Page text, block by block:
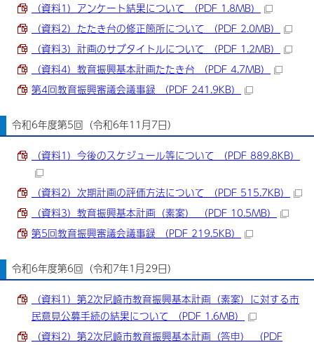
（資料1）アンケート結果について （PDF 1.8MB）
（資料2）たたき台の修正箇所について （PDF 2.0MB）
（資料3）計画のサブタイトルについて （PDF 1.2MB）
（資料4）教育振興基本計画たたき台 （PDF 4.7MB）
第4回教育振興審議会議事録 （PDF 241.9KB）
令和6年度第5回（令和6年11月7日）
（資料1）今後のスケジュール等について （PDF 889.8KB）
（資料2）次期計画の評価方法について （PDF 515.7KB）
（資料3）教育振興基本計画（素案） （PDF 10.5MB）
第5回教育振興審議会議事録 （PDF 219.5KB）
令和6年度第6回（令和7年1月29日）
（資料1）第2次尼崎市教育振興基本計画（素案）に対する市
民意見公募手続の結果について （PDF 1.6MB）
（資料2）第2次尼崎市教育振興基本計画（答申） （PDF